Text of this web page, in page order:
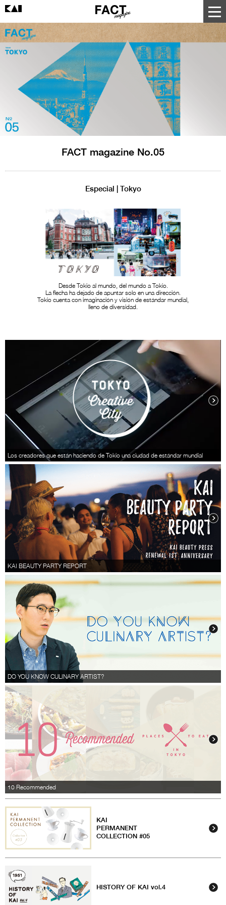
FACT magazine No.05
Especial | Tokyo
Desde Tokio al mundo, del mundo a Tokio.
La flecha ha dejado de apuntar solo en una dirección.
Tokio cuenta con imaginación y visión de estándar mundial,
lleno de diversidad.
Los creadores que están haciendo de Tokio una ciudad de estándar mundial
KAI BEAUTY PARTY REPORT
DO YOU KNOW CULINARY ARTIST?
10 Recommended
KAI
PERMANENT
COLLECTION #05
HISTORY OF KAI vol.4